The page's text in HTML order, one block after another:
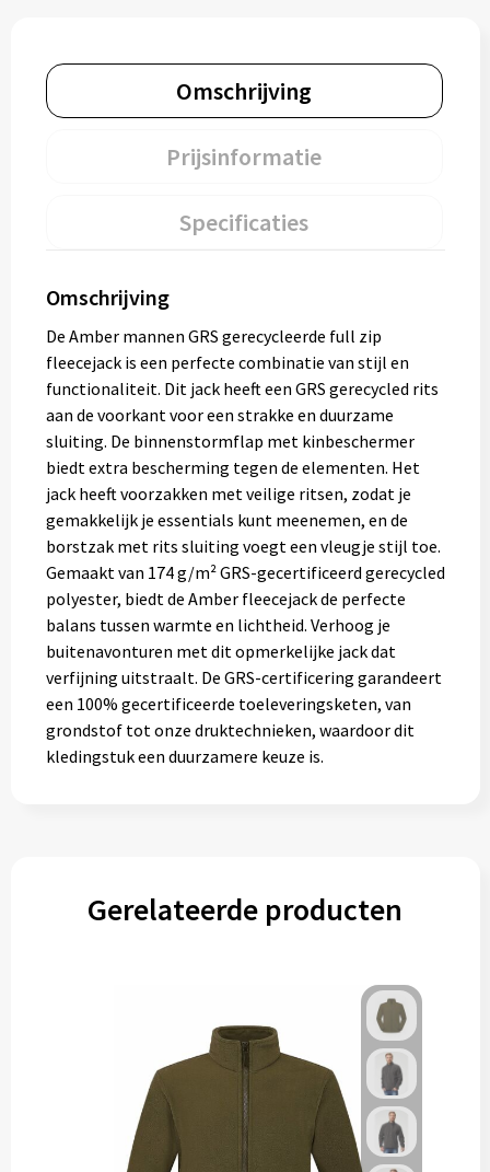
Omschrijving
Prijsinformatie
Specificaties
Omschrijving
De Amber mannen GRS gerecycleerde full zip
fleecejack is een perfecte combinatie van stijl en
functionaliteit. Dit jack heeft een GRS gerecycled rits
aan de voorkant voor een strakke en duurzame
sluiting. De binnenstormflap met kinbeschermer
biedt extra bescherming tegen de elementen. Het
jack heeft voorzakken met veilige ritsen, zodat je
gemakkelijk je essentials kunt meenemen, en de
borstzak met rits sluiting voegt een vleugje stijl toe.
Gemaakt van 174 g/m² GRS-gecertificeerd gerecycled
polyester, biedt de Amber fleecejack de perfecte
balans tussen warmte en lichtheid. Verhoog je
buitenavonturen met dit opmerkelijke jack dat
verfijning uitstraalt. De GRS-certificering garandeert
een 100% gecertificeerde toeleveringsketen, van
grondstof tot onze druktechnieken, waardoor dit
kledingstuk een duurzamere keuze is.
Gerelateerde producten